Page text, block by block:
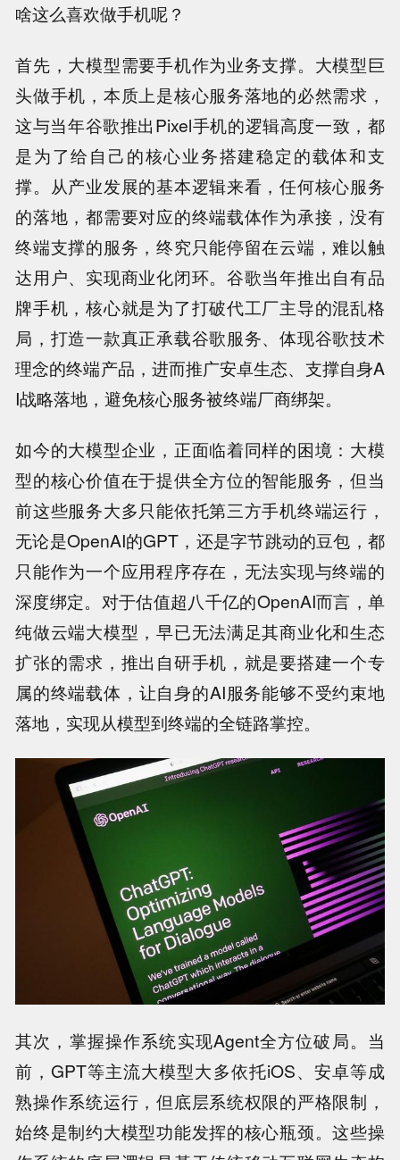
啥这么喜欢做手机呢？
首先，大模型需要手机作为业务支撑。大模型巨
头做手机，本质上是核心服务落地的必然需求，
这与当年谷歌推出Pixel手机的逻辑高度一致，都
是为了给自己的核心业务搭建稳定的载体和支
撑。从产业发展的基本逻辑来看，任何核心服务
的落地，都需要对应的终端载体作为承接，没有
终端支撑的服务，终究只能停留在云端，难以触
达用户、实现商业化闭环。谷歌当年推出自有品
牌手机，核心就是为了打破代工厂主导的混乱格
局，打造一款真正承载谷歌服务、体现谷歌技术
理念的终端产品，进而推广安卓生态、支撑自身A
I战略落地，避免核心服务被终端厂商绑架。
如今的大模型企业，正面临着同样的困境：大模
型的核心价值在于提供全方位的智能服务，但当
前这些服务大多只能依托第三方手机终端运行，
无论是OpenAI的GPT，还是字节跳动的豆包，都
只能作为一个应用程序存在，无法实现与终端的
深度绑定。对于估值超八千亿的OpenAI而言，单
纯做云端大模型，早已无法满足其商业化和生态
扩张的需求，推出自研手机，就是要搭建一个专
属的终端载体，让自身的AI服务能够不受约束地
落地，实现从模型到终端的全链路掌控。
其次，掌握操作系统实现Agent全方位破局。当
前，GPT等主流大模型大多依托iOS、安卓等成
熟操作系统运行，但底层系统权限的严格限制，
始终是制约大模型功能发挥的核心瓶颈。这些操